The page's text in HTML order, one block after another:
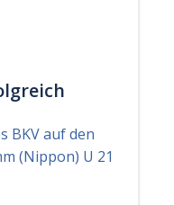
BKV auf den
(Nippon) U 21